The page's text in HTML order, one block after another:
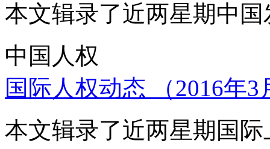
本文辑录了近两星期中
中国人权
国际人权动态 （2016年
本文辑录了近两星期国